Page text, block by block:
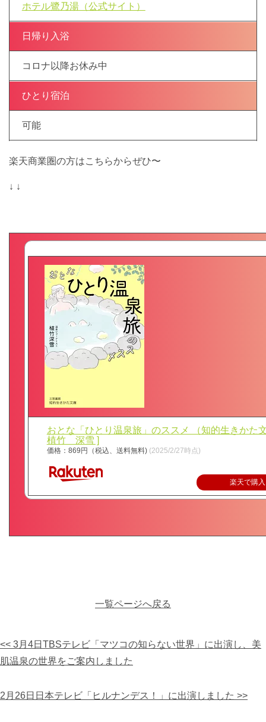
ホテル鷺乃湯（公式サイト）
日帰り入浴
コロナ以降お休み中
ひとり宿泊
可能
楽天商業圏の方はこちらからぜひ〜
↓ ↓
おとな「ひとり温泉旅」のススメ （知的生きかた
植竹 深雪 ]
価格：869円（税込、送料無料) (2025/2/27時点)
楽天で購入
一覧ページへ戻る
<< 3月4日TBSテレビ「マツコの知らない世界」に出演し、美
肌温泉の世界をご案内しました
2月26日日本テレビ「ヒルナンデス！」に出演しました >>